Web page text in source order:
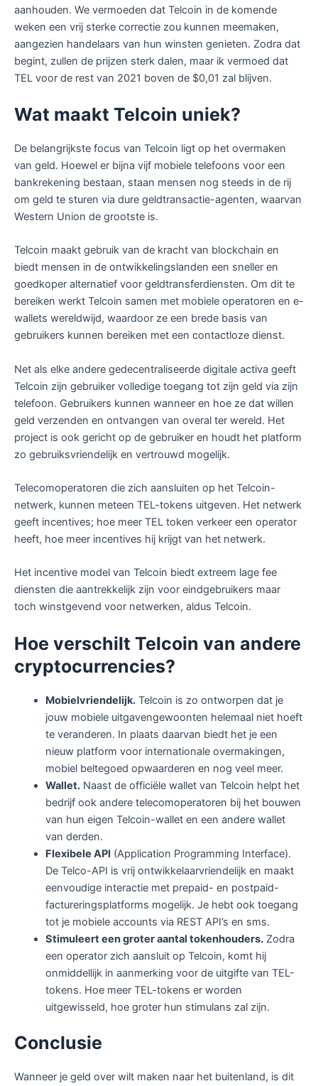
aanhouden. We vermoeden dat Telcoin in de komende
weken een vrij sterke correctie zou kunnen meemaken,
aangezien handelaars van hun winsten genieten. Zodra dat
begint, zullen de prijzen sterk dalen, maar ik vermoed dat
TEL voor de rest van 2021 boven de $0,01 zal blijven.
Wat maakt Telcoin uniek?
De belangrijkste focus van Telcoin ligt op het overmaken
van geld. Hoewel er bijna vijf mobiele telefoons voor een
bankrekening bestaan, staan mensen nog steeds in de rij
om geld te sturen via dure geldtransactie-agenten, waarvan
Western Union de grootste is.
Telcoin maakt gebruik van de kracht van blockchain en
biedt mensen in de ontwikkelingslanden een sneller en
goedkoper alternatief voor geldtransferdiensten. Om dit te
bereiken werkt Telcoin samen met mobiele operatoren en e-
wallets wereldwijd, waardoor ze een brede basis van
gebruikers kunnen bereiken met een contactloze dienst.
Net als elke andere gedecentraliseerde digitale activa geeft
Telcoin zijn gebruiker volledige toegang tot zijn geld via zijn
telefoon. Gebruikers kunnen wanneer en hoe ze dat willen
geld verzenden en ontvangen van overal ter wereld. Het
project is ook gericht op de gebruiker en houdt het platform
zo gebruiksvriendelijk en vertrouwd mogelijk.
Telecomoperatoren die zich aansluiten op het Telcoin-
netwerk, kunnen meteen TEL-tokens uitgeven. Het netwerk
geeft incentives; hoe meer TEL token verkeer een operator
heeft, hoe meer incentives hij krijgt van het netwerk.
Het incentive model van Telcoin biedt extreem lage fee
diensten die aantrekkelijk zijn voor eindgebruikers maar
toch winstgevend voor netwerken, aldus Telcoin.
Hoe verschilt Telcoin van andere
cryptocurrencies?
Mobielvriendelijk.Telcoin is zo ontworpen dat je
jouw mobiele uitgavengewoonten helemaal niet hoeft
te veranderen. In plaats daarvan biedt het je een
nieuw platform voor internationale overmakingen,
mobiel beltegoed opwaarderen en nog veel meer.
Wallet.Naast de officiële wallet van Telcoin helpt het
bedrijf ook andere telecomoperatoren bij het bouwen
van hun eigen Telcoin-wallet en een andere wallet
van derden.
Flexibele API(Application Programming Interface).
De Telco-API is vrij ontwikkelaarvriendelijk en maakt
eenvoudige interactie met prepaid- en postpaid-
factureringsplatforms mogelijk. Je hebt ook toegang
tot je mobiele accounts via REST API’s en sms.
Stimuleert een groter aantal tokenhouders.Zodra
een operator zich aansluit op Telcoin, komt hij
onmiddellijk in aanmerking voor de uitgifte van TEL-
tokens. Hoe meer TEL-tokens er worden
uitgewisseld, hoe groter hun stimulans zal zijn.
Conclusie
Wanneer je geld over wilt maken naar het buitenland, is dit